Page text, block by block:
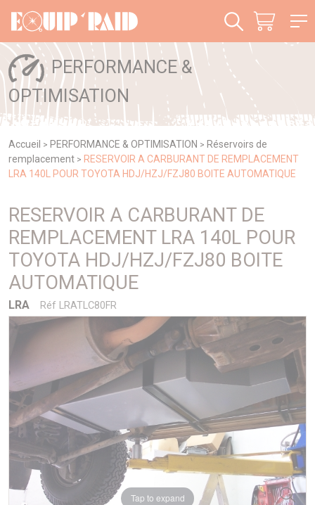
PERFORMANCE &
OPTIMISATION
Accueil > PERFORMANCE & OPTIMISATION > Réservoirs de
remplacement > RESERVOIR A CARBURANT DE REMPLACEMENT
LRA 140L POUR TOYOTA HDJ/HZJ/FZJ80 BOITE AUTOMATIQUE
RESERVOIR A CARBURANT DE
REMPLACEMENT LRA 140L POUR
TOYOTA HDJ/HZJ/FZJ80 BOITE
AUTOMATIQUE
LRA Réf LRATLC80FR
Tap to expand
Panneau de gestion des cookies